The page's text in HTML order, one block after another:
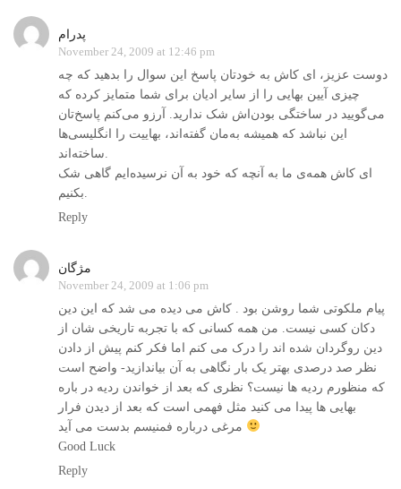
پدرام
November 24, 2009 at 12:46 pm
دوست عزیز، ای کاش به خودتان پاسخ این سوال را بدهید که چه
چیزی آیین بهایی را از سایر ادیان برای شما متمایز کرده که
می‌گویید در ساختگی بودن‌اش شک ندارید. آرزو می‌کنم پاسخ‌تان
این نباشد که همیشه به‌مان گفته‌اند، بهاییت را انگلیسی‌ها
ساخته‌اند.
ای کاش همه‌ی ما به آنچه که خود به آن نرسیده‌ایم گاهی شک
بکنیم.
Reply
مژگان
November 24, 2009 at 1:06 pm
پیام ملکوتی شما روشن بود . کاش می دیده می شد که این دین
دکان کسی نیست. من همه کسانی که با تجربه تاریخی شان از
دین روگردان شده اند را درک می کنم اما فکر کنم پیش از دادن
نظر صد درصدی بهتر یک بار نگاهی به آن بیاندازید- واضح است
که منظورم ردیه ها نیست؟ نظری که بعد از خواندن ردیه در باره
بهایی ها پیدا می کنید مثل فهمی است که بعد از دیدن فرار
Good Luck
Reply